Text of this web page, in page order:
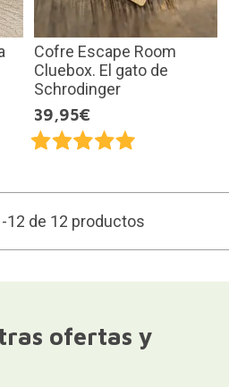
Cofre Escape Room
Cluebox. El gato de
Schrodinger
39,95€
12 de 12 productos
ofertas y